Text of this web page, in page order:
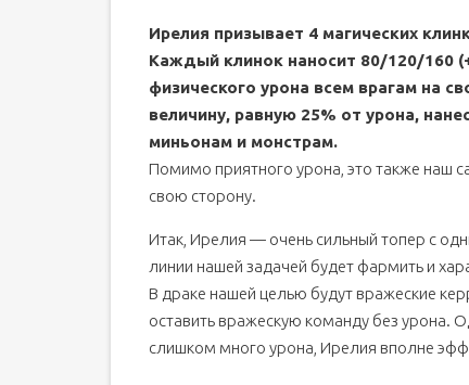
Ирелия призывает 4 магических
Каждый клинок наносит 80/120/160
физического урона всем врагам на
величину, равную 25% от урона,
миньонам и монстрам.
Помимо приятного урона, это также наш
свою сторону.
Итак, Ирелия — очень сильный топер с
линии нашей задачей будет фармить и
В драке нашей целью будут вражеские
оставить вражескую команду без урона.
слишком много урона, Ирелия вполне